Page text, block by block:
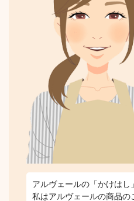
アルヴェールの「かけはし
私はアルヴェールの商品の